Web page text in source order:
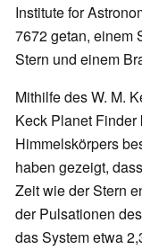
Institute for
7672 getan, einem
Stern und einem
Mithilfe des W. M.
Keck Planet
Himmelskörpers
haben gezeigt,
Zeit wie der Stern
der Pulsationen
das System etwa